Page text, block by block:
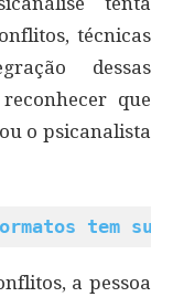
técnicas
dessas
que
o psicanalista
tem
a pessoa